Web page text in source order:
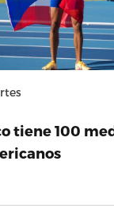
tiene 100